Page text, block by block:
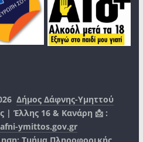
Δήμος Δάφνης-Υμηττού
| Έλλης 16 & Κανάρη 📩 :
ymittos.gov.gr